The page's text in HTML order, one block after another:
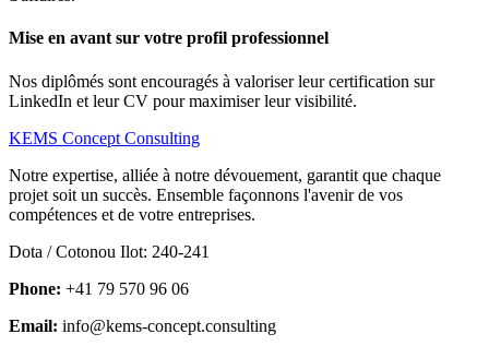
Mise en avant sur votre profil professionnel
Nos diplômés sont encouragés à valoriser leur certification sur
LinkedIn et leur CV pour maximiser leur visibilité.
KEMS Concept Consulting
Notre expertise, alliée à notre dévouement, garantit que chaque
projet soit un succès. Ensemble façonnons l'avenir de vos
compétences et de votre entreprises.
Dota / Cotonou Ilot: 240-241
Phone: +41 79 570 96 06
Email: info@kems-concept.consulting